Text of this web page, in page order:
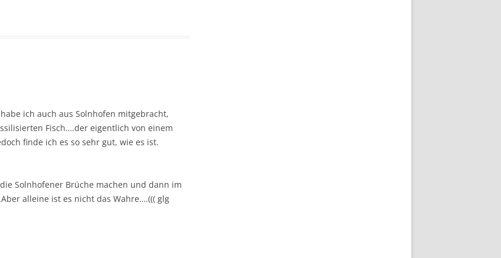
ich auch aus Solnhofen mitgebracht,
Fisch….der eigentlich von einem
finde ich es so sehr gut, wie es ist.
Solnhofener Brüche machen und dann im
alleine ist es nicht das Wahre….((( glg